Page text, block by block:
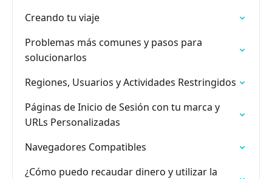
Creando tu viaje
Problemas más comunes y pasos para
solucionarlos
Regiones, Usuarios y Actividades Restringidos
Páginas de Inicio de Sesión con tu marca y
URLs Personalizadas
Navegadores Compatibles
¿Cómo puedo recaudar dinero y utilizar la